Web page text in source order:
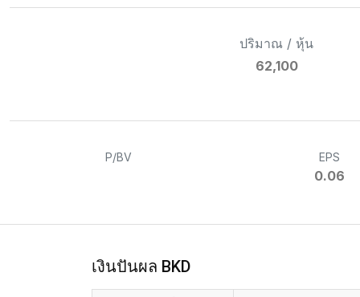
ปริมาณ / หุ้น
62,100
P/BV EPS
0.06
เงินปันผล BKD